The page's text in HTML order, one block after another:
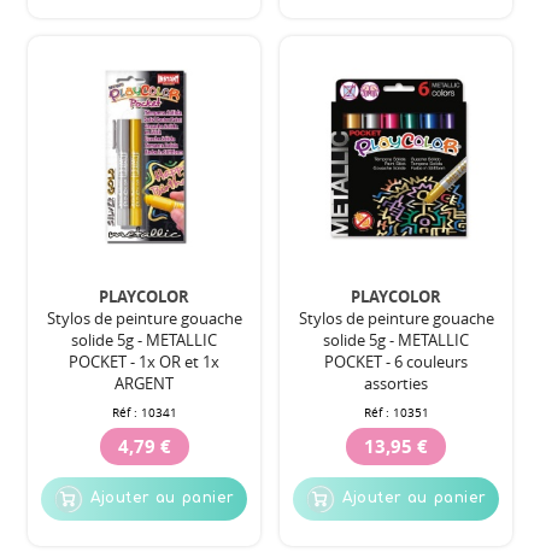
PLAYCOLOR
Stylos de peinture gouache
solide 5g - METALLIC
POCKET - 1x OR et 1x
ARGENT
Réf : 10341
4,79 €
Ajouter au panier
PLAYCOLOR
Stylos de peinture gouache
solide 5g - METALLIC
POCKET - 6 couleurs
assorties
Réf : 10351
13,95 €
Ajouter au panier